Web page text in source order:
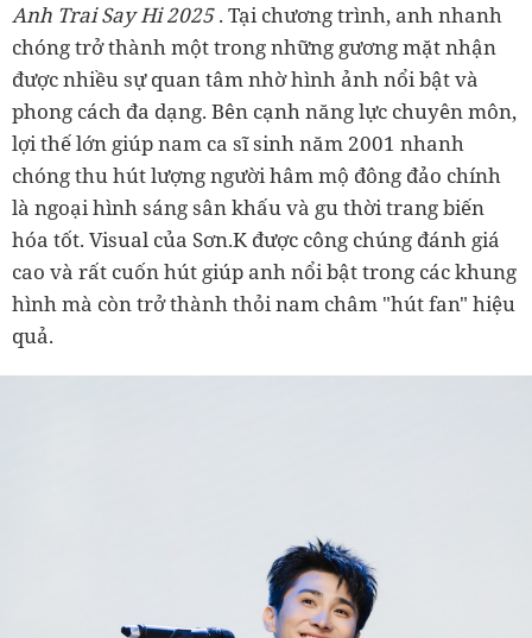
Anh Trai Say Hi 2025. Tại chương trình, anh nhanh
chóng trở thành một trong những gương mặt nhận
được nhiều sự quan tâm nhờ hình ảnh nổi bật và
phong cách đa dạng. Bên cạnh năng lực chuyên môn,
lợi thế lớn giúp nam ca sĩ sinh năm 2001 nhanh
chóng thu hút lượng người hâm mộ đông đảo chính
là ngoại hình sáng sân khấu và gu thời trang biến
hóa tốt. Visual của Sơn.K được công chúng đánh giá
cao và rất cuốn hút giúp anh nổi bật trong các khung
hình mà còn trở thành thỏi nam châm "hút fan" hiệu
quả.